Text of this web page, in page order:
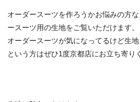
オーダースーツを作ろうかお悩みの方
ースーツ用の生地をご覧いただけます。
オーダースーツが気になってるけど生地
という方はぜひ1度京都店にお立ち寄り